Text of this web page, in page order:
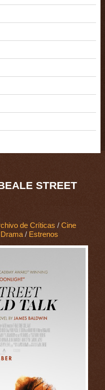
STREET
de Críticas / Cine
Drama/ Estrenos